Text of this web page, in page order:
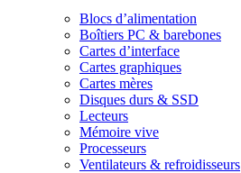
Blocs d’alimentation
Boîtiers PC & barebones
Cartes d’interface
Cartes graphiques
Cartes mères
Disques durs & SSD
Lecteurs
Mémoire vive
Processeurs
Ventilateurs & refroidisseurs